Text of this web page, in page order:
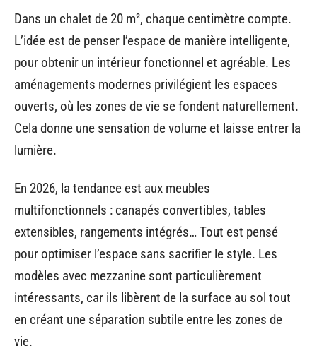
Dans un chalet de 20 m², chaque centimètre compte.
L’idée est de penser l’espace de manière intelligente,
pour obtenir un intérieur fonctionnel et agréable. Les
aménagements modernes privilégient les espaces
ouverts, où les zones de vie se fondent naturellement.
Cela donne une sensation de volume et laisse entrer la
lumière.
En 2026, la tendance est aux meubles
multifonctionnels : canapés convertibles, tables
extensibles, rangements intégrés… Tout est pensé
pour optimiser l’espace sans sacrifier le style. Les
modèles avec mezzanine sont particulièrement
intéressants, car ils libèrent de la surface au sol tout
en créant une séparation subtile entre les zones de
vie.